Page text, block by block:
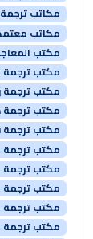
مكاتب
مكاتب
مكتب
مكتب ترجمة
مكتب ترجمة
مكتب ترجمة
مكتب ترجمة
مكتب
مكتب ترجمة
مكتب ترجمة
مكتب ترجمة
مكتب ترجمة